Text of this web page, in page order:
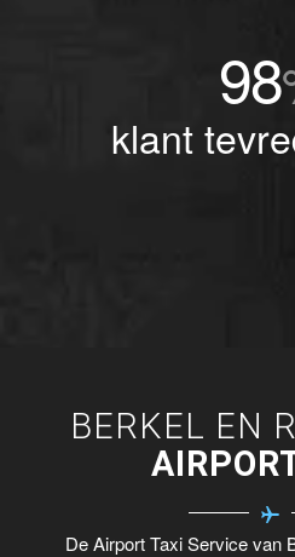
98
klant
BERKEL EN
De Airport Taxi Service van